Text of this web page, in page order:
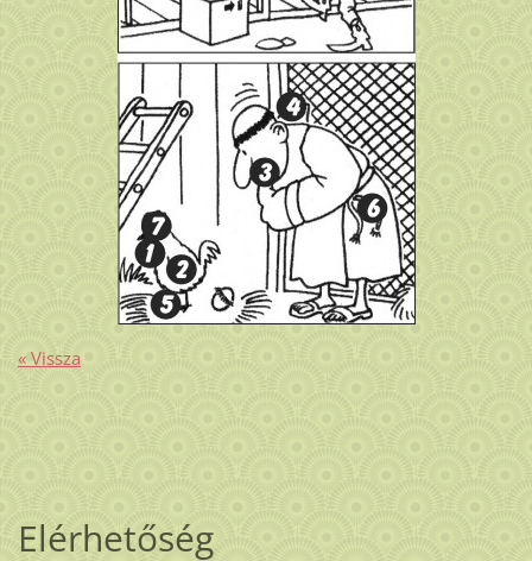
« Vissza
Elérhetőség